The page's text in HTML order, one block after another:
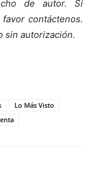
de autor. Si
contáctenos.
sin autorización.
Lo Más Visto